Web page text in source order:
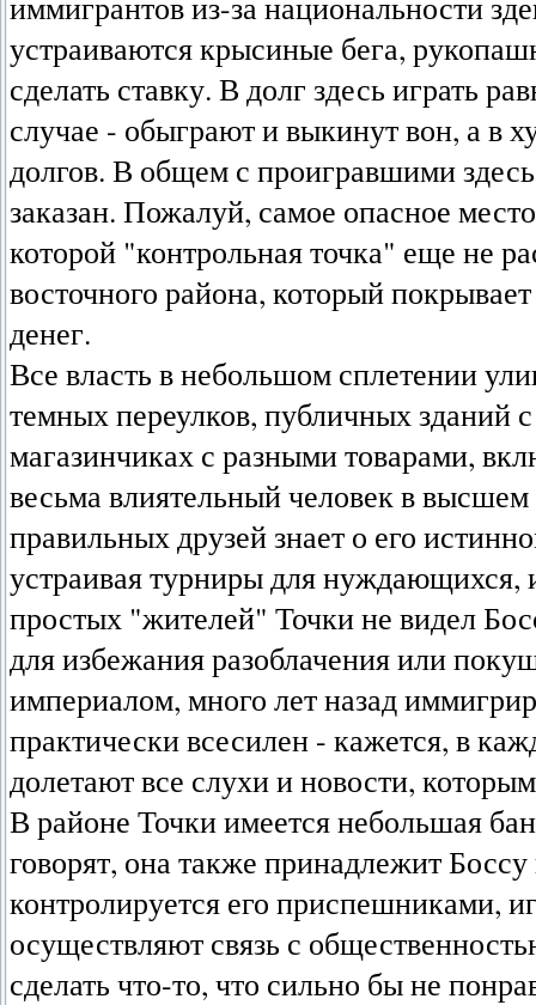
устраиваются крысиные бега,
сделать ставку. В долг здесь играть
случае - обыграют и выкинут вон, а в
долгов. В общем с проигравшими
заказан. Пожалуй, самое опасное
которой "контрольная точка" еще не
восточного района, который
денег.
Все власть в небольшом сплетении
темных переулков, публичных зданий
магазинчиках с разными товарами,
весьма влиятельный человек в высшем
правильных друзей знает о его
устраивая турниры для нуждающихся,
простых "жителей" Точки не видел
для избежания разоблачения или
империалом, много лет назад
практически всесилен - кажется, в
долетают все слухи и новости,
В районе Точки имеется небольшая
говорят, она также принадлежит
контролируется его приспешниками,
осуществляют связь с
сделать что-то, что сильно бы не